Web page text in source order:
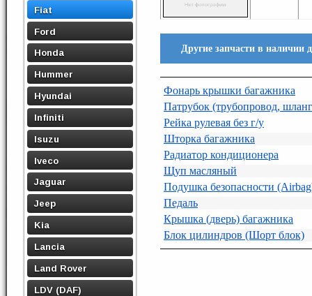
Fiat
Ford
Honda
Hummer
Hyundai
Infiniti
Isuzu
Iveco
Jaguar
Jeep
Kia
Lancia
Land Rover
LDV (DAF)
Другие запчасти в наличии
Фонарь крышки багажника
Патрубок (трубопровод,
Рейка рулевая без г/у
Шторка багажника
Радиатор кондиционера
Щуп масляный
Подушка безопасности
Педаль
Крышка (дверь) багажника
Блок цилиндров (Шорт блок)